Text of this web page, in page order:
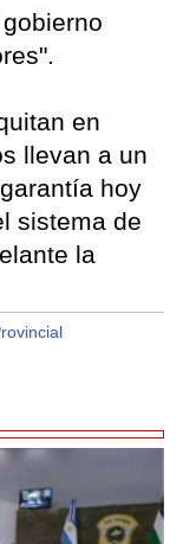
en
llevan a un
hoy
sistema de
la